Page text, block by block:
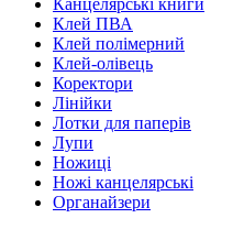
Канцелярські книги
Клей ПВА
Клей полімерний
Клей-олівець
Коректори
Лінійки
Лотки для паперів
Лупи
Ножиці
Ножі канцелярські
Органайзери